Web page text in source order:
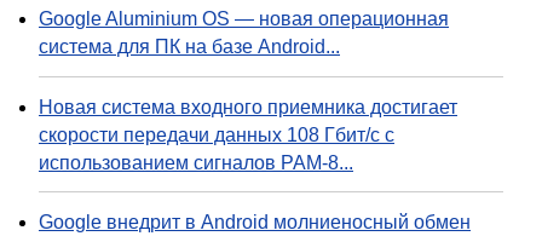
Google Aluminium OS — новая операционная
система для ПК на базе Android...
Новая система входного приемника достигает
скорости передачи данных 108 Гбит/с с
использованием сигналов PAM-8...
Google внедрит в Android молниеносный обмен